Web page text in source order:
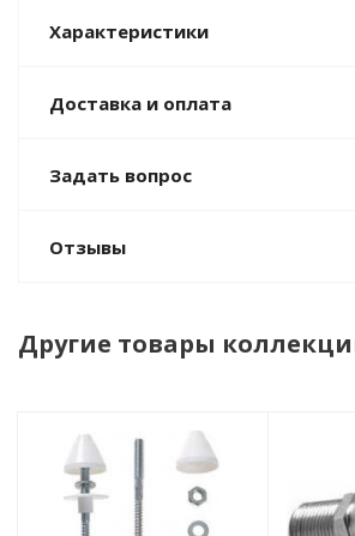
Характеристики
Доставка и оплата
Задать вопрос
Отзывы
Другие товары